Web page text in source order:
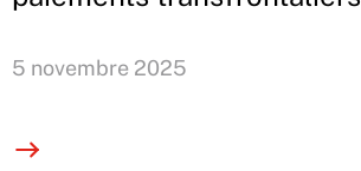
5 novembre 2025